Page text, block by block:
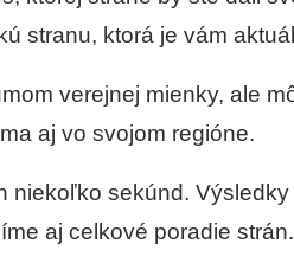
stranu, ktorá je vám
verejnej mienky, ale
aj vo svojom regióne.
niekoľko sekúnd.
aj celkové poradie strán.